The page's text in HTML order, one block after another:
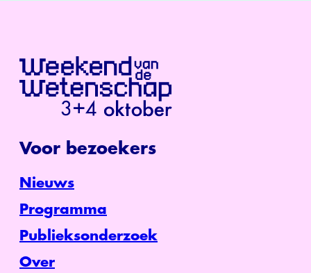
Voor bezoekers
Nieuws
Programma
Publieksonderzoek
Over